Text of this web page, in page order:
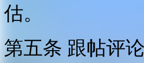
估。
第五条 跟帖评